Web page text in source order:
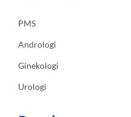
PMS
Andrologi
Ginekologi
Urologi